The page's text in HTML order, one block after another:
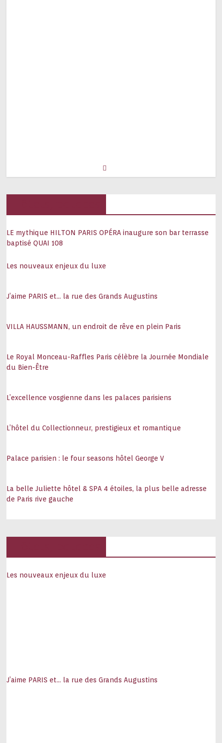
LE mythique HILTON PARIS OPÉRA inaugure son bar terrasse
baptisé QUAI 108
Les nouveaux enjeux du luxe
J’aime PARIS et… la rue des Grands Augustins
VILLA HAUSSMANN, un endroit de rêve en plein Paris
Le Royal Monceau-Raffles Paris célèbre la Journée Mondiale
du Bien-Être
L’excellence vosgienne dans les palaces parisiens
L’hôtel du Collectionneur, prestigieux et romantique
Palace parisien : le four seasons hôtel George V
La belle Juliette hôtel & SPA 4 étoiles, la plus belle adresse
de Paris rive gauche
Les nouveaux enjeux du luxe
J’aime PARIS et… la rue des Grands Augustins